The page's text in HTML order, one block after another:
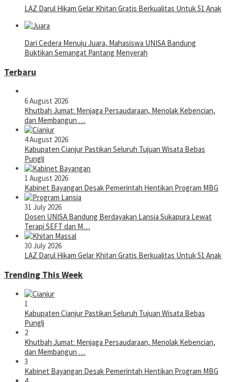
LAZ Darul Hikam Gelar Khitan Gratis Berkualitas Untuk 51 Anak
Dari Cedera Menuju Juara, Mahasiswa UNISA Bandung
Buktikan Semangat Pantang Menyerah
Terbaru
6 August 2026
Khutbah Jumat: Menjaga Persaudaraan, Menolak Kebencian,
dan Membangun …
4 August 2026
Kabupaten Cianjur Pastikan Seluruh Tujuan Wisata Bebas
Pungli
1 August 2026
Kabinet Bayangan Desak Pemerintah Hentikan Program MBG
31 July 2026
Dosen UNISA Bandung Berdayakan Lansia Sukapura Lewat
Terapi SEFT dan M…
30 July 2026
LAZ Darul Hikam Gelar Khitan Gratis Berkualitas Untuk 51 Anak
Trending This Week
1
Kabupaten Cianjur Pastikan Seluruh Tujuan Wisata Bebas
Pungli
2
Khutbah Jumat: Menjaga Persaudaraan, Menolak Kebencian,
dan Membangun …
3
Kabinet Bayangan Desak Pemerintah Hentikan Program MBG